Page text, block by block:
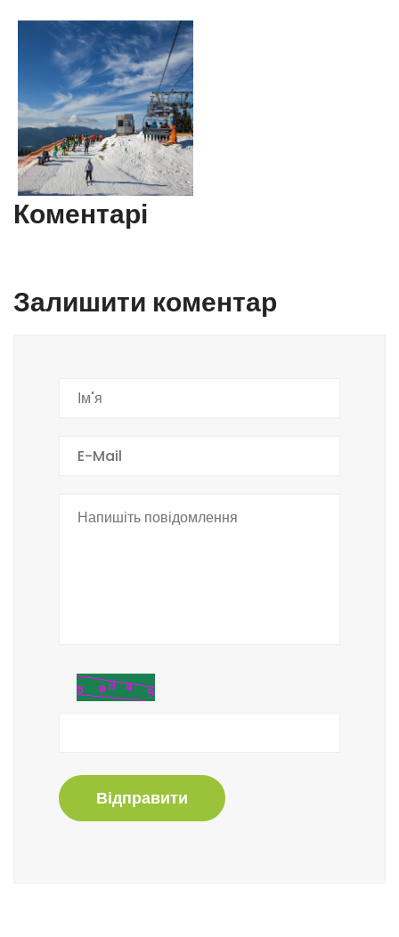
Коментарі
Залишити коментар
Відправити